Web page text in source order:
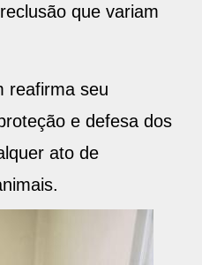
que variam
reafirma seu
e defesa dos
ato de